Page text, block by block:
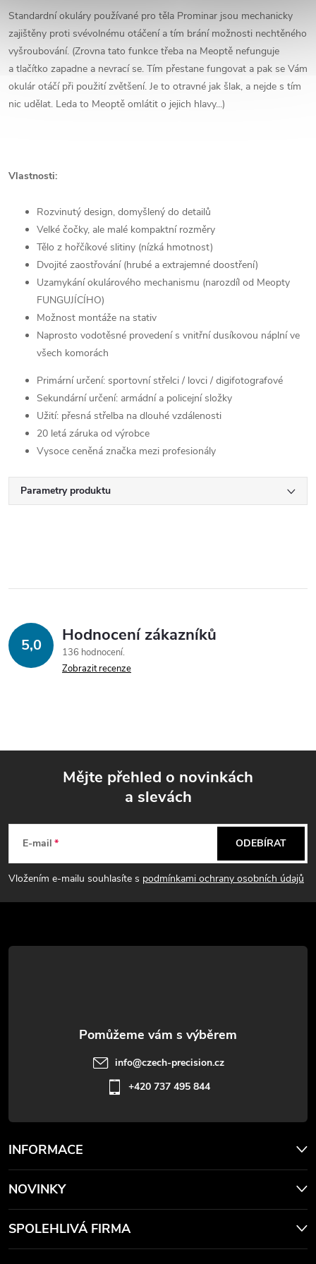
Standardní okuláry používané pro těla Prominar jsou mechanicky
zajištěny proti svévolnému otáčení a tím brání možnosti nechtěného
vyšroubování. (Zrovna tato funkce třeba na Meoptě nefunguje
a tlačítko zapadne a nevrací se. Tím přestane fungovat a pak se Vám
okulár otáčí při použití zvětšení. Je to otravné jak šlak, a nejde s tím
nic udělat. Leda to Meoptě omlátit o jejich hlavy...)
Vlastnosti:
Rozvinutý design, domyšlený do detailů
Velké čočky, ale malé kompaktní rozměry
Tělo z hořčíkové slitiny (nízká hmotnost)
Dvojité zaostřování (hrubé a extrajemné doostření)
Uzamykání okulárového mechanismu (narozdíl od Meopty
FUNGUJÍCÍHO)
Možnost montáže na stativ
Naprosto vodotěsné provedení s vnitřní dusíkovou náplní ve
všech komorách
Primární určení: sportovní střelci / lovci / digifotografové
Sekundární určení: armádní a policejní složky
Užití: přesná střelba na dlouhé vzdálenosti
20 letá záruka od výrobce
Vysoce ceněná značka mezi profesionály
Parametry produktu
5,0 Hodnocení zákazníků
136 hodnocení
Zobrazit recenze
p
a
t
Mějte přehled o novinkách
a slevách
E-mail
Vložením e-mailu souhlasíte s podmínkami ochrany osobních údajů
ODEBÍRAT
INFORMACE
NOVINKY
SPOLEHLIVÁ FIRMA
info@czech-precision.cz
+420 737 495 844